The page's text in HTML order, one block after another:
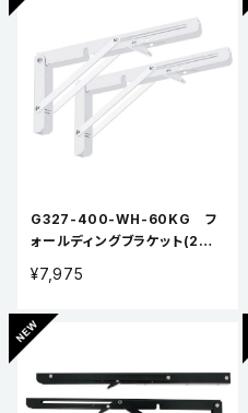
G327-400-WH-60KG フ
ォールディングブラケット(2本
¥7,975